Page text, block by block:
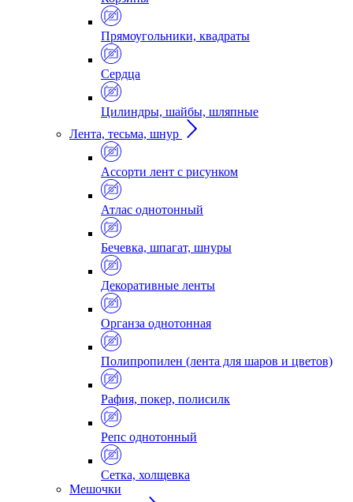
Прямоугольники, квадраты
Сердца
Цилиндры, шайбы, шляпные
Лента, тесьма, шнур
Ассорти лент с рисунком
Атлас однотонный
Бечевка, шпагат, шнуры
Декоративные ленты
Органза однотонная
Полипропилен (лента для шаров и цветов)
Рафия, покер, полисилк
Репс однотонный
Сетка, холщевка
Мешочки